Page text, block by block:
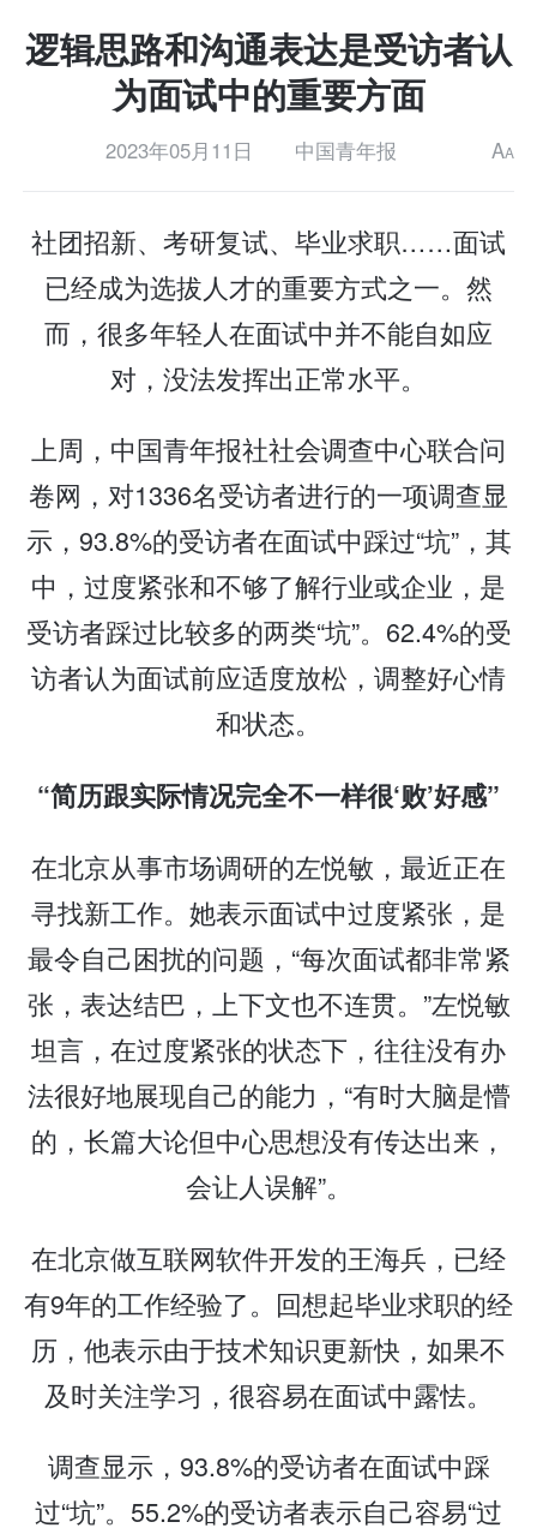
逻辑思路和沟通表达是受访者认
为面试中的重要方面
2023年05月11日 中国青年报 AA
社团招新、考研复试、毕业求职……面试
已经成为选拔人才的重要方式之一。然
而，很多年轻人在面试中并不能自如应
对，没法发挥出正常水平。
上周，中国青年报社社会调查中心联合问
卷网，对1336名受访者进行的一项调查显
示，93.8%的受访者在面试中踩过“坑”，其
中，过度紧张和不够了解行业或企业，是
受访者踩过比较多的两类“坑”。62.4%的受
访者认为面试前应适度放松，调整好心情
和状态。
“简历跟实际情况完全不一样很‘败’好感”
在北京从事市场调研的左悦敏，最近正在
寻找新工作。她表示面试中过度紧张，是
最令自己困扰的问题，“每次面试都非常紧
张，表达结巴，上下文也不连贯。”左悦敏
坦言，在过度紧张的状态下，往往没有办
法很好地展现自己的能力，“有时大脑是懵
的，长篇大论但中心思想没有传达出来，
会让人误解”。
在北京做互联网软件开发的王海兵，已经
有9年的工作经验了。回想起毕业求职的经
历，他表示由于技术知识更新快，如果不
及时关注学习，很容易在面试中露怯。
调查显示，93.8%的受访者在面试中踩
过“坑”。55.2%的受访者表示自己容易“过